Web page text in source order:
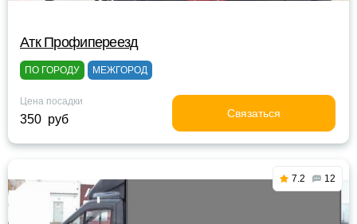
Атк Профипереезд
ПО ГОРОДУ МЕЖГОРОД
Цена посадки
350 руб Связаться
7.2 12